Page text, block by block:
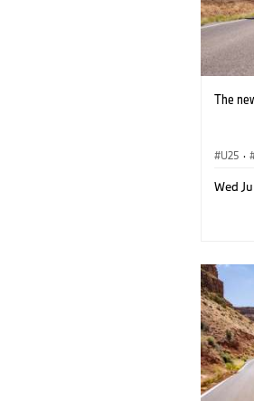
The
U25 ·
Wed